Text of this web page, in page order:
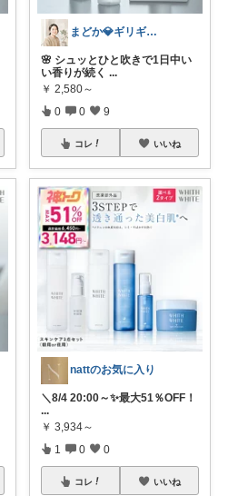
まどか💎ギリギリアラサーOL
🌸 シュッとひと吹きで1日中い
い香りが続く ...
￥ 2,580～
0 0 9
コレ いいね
nattのお気に入り
＼8/4 20:00～✨最大51％OFF！
...
￥ 3,934～
1 0 0
コレ いいね